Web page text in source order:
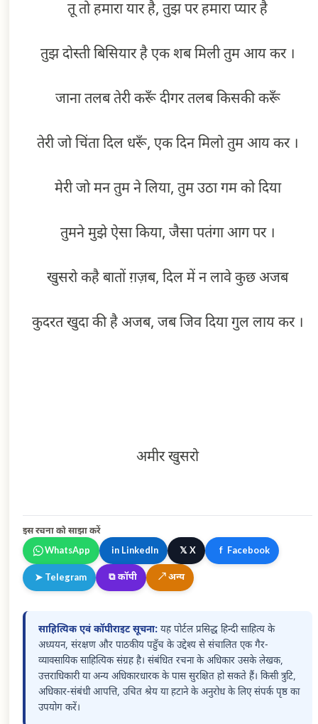
तू तो हमारा यार है, तुझ पर हमारा प्यार है
तुझ दोस्ती बिसियार है एक शब मिली तुम आय कर ।
जाना तलब तेरी करूँ दीगर तलब किसकी करूँ
तेरी जो चिंता दिल धरूँ, एक दिन मिलो तुम आय कर ।
मेरी जो मन तुम ने लिया, तुम उठा गम को दिया
तुमने मुझे ऐसा किया, जैसा पतंगा आग पर ।
खुसरो कहै बातों ग़ज़ब, दिल में न लावे कुछ अजब
कुदरत खुदा की है अजब, जब जिव दिया गुल लाय कर ।
अमीर खुसरो
इस रचना को साझा करें
WhatsApp
in LinkedIn 𝕏 X f Facebook
➤ Telegram ⧉ कॉपी ↗ अन्य
साहित्यिक एवं कॉपीराइट सूचना: यह पोर्टल प्रसिद्ध हिन्दी साहित्य के
अध्ययन, संरक्षण और पाठकीय पहुँच के उद्देश्य से संचालित एक गैर-
व्यावसायिक साहित्यिक संग्रह है। संबंधित रचना के अधिकार उसके लेखक,
उत्तराधिकारी या अन्य अधिकारधारक के पास सुरक्षित हो सकते हैं। किसी त्रुटि,
अधिकार-संबंधी आपत्ति, उचित श्रेय या हटाने के अनुरोध के लिए संपर्क पृष्ठ का
उपयोग करें।